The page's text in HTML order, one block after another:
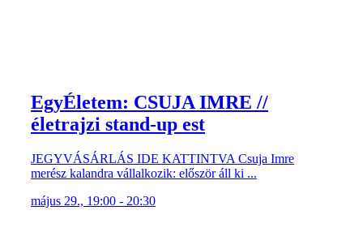
EgyÉletem: CSUJA IMRE //
életrajzi stand-up est
JEGYVÁSÁRLÁS IDE KATTINTVA Csuja Imre
merész kalandra vállalkozik: először áll ki ...
május 29., 19:00 - 20:30